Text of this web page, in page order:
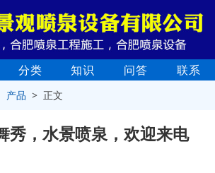
分类 知识 问答 联系
产品 > 正文
秀，水景喷泉，欢迎来电